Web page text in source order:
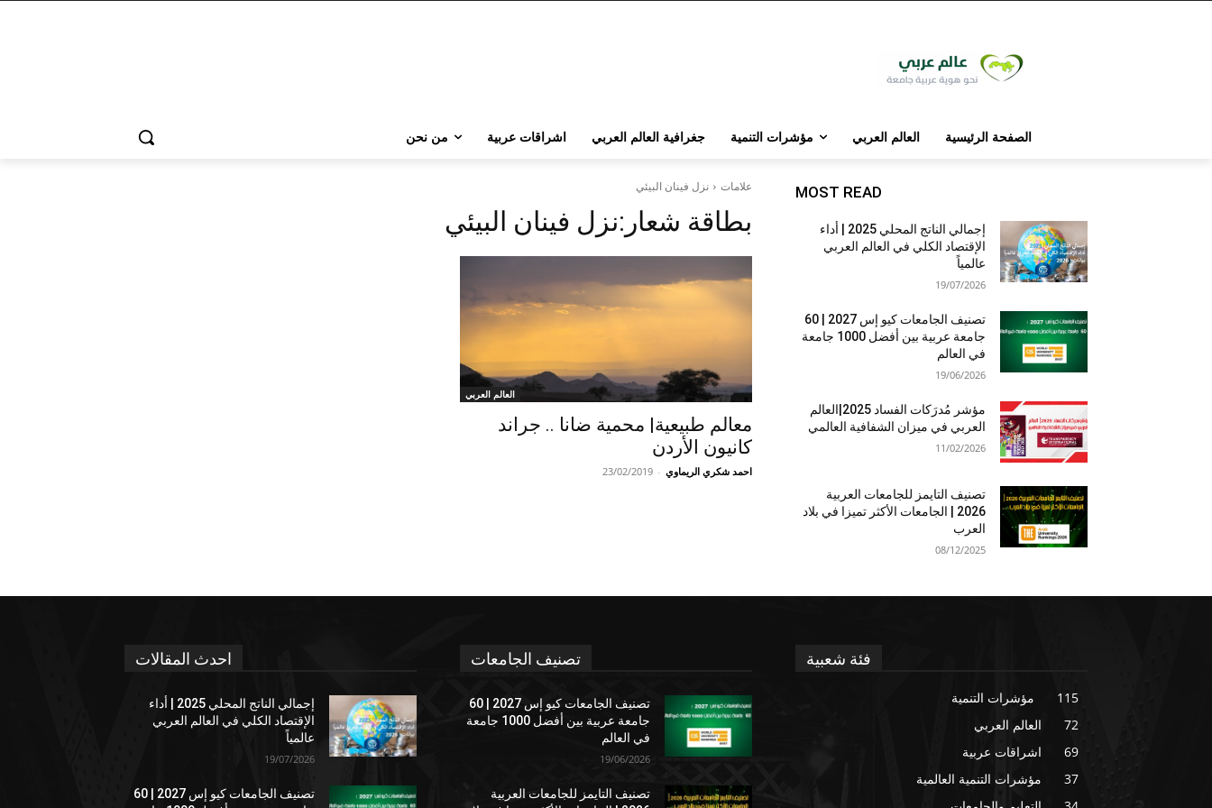
الصفحة الرئيسية العالم العربي مؤشرات التنمية جغرافية العالم العربي اشراقات عربية من نحن
علامات نزل فينان البيئي
بطاقة شعار:نزل فينان البيئي
العالم العربي
معالم طبيعية| محمية ضانا .. جراند
كانيون الأردن
احمد شكري الريماوي -
23/02/2019
MOST READ
إجمالي الناتج المحلي 2025 | أداء
الإقتصاد الكلي في العالم العربي
عالمياً
19/07/2026
تصنيف الجامعات كيو إس 2027 | 60
جامعة عربية بين أفضل 1000 جامعة
في العالم
19/06/2026
مؤشر مُدرَكات الفساد 2025|العالم
العربي في ميزان الشفافية العالمي
11/02/2026
تصنيف التايمز للجامعات العربية
2026 | الجامعات الأكثر تميزا في بلاد
العرب
08/12/2025
احدث المقالات
إجمالي الناتج المحلي 2025 | أداء
الإقتصاد الكلي في العالم العربي
عالمياً
19/07/2026
تصنيف الجامعات كيو إس 2027 | 60
تصنيف الجامعات
تصنيف الجامعات كيو إس 2027 | 60
جامعة عربية بين أفضل 1000 جامعة
في العالم
19/06/2026
تصنيف التايمز للجامعات العربية
فئة شعبية
مؤشرات التنمية
115
العالم العربي
72
اشراقات عربية
69
مؤشرات التنمية العالمية
37